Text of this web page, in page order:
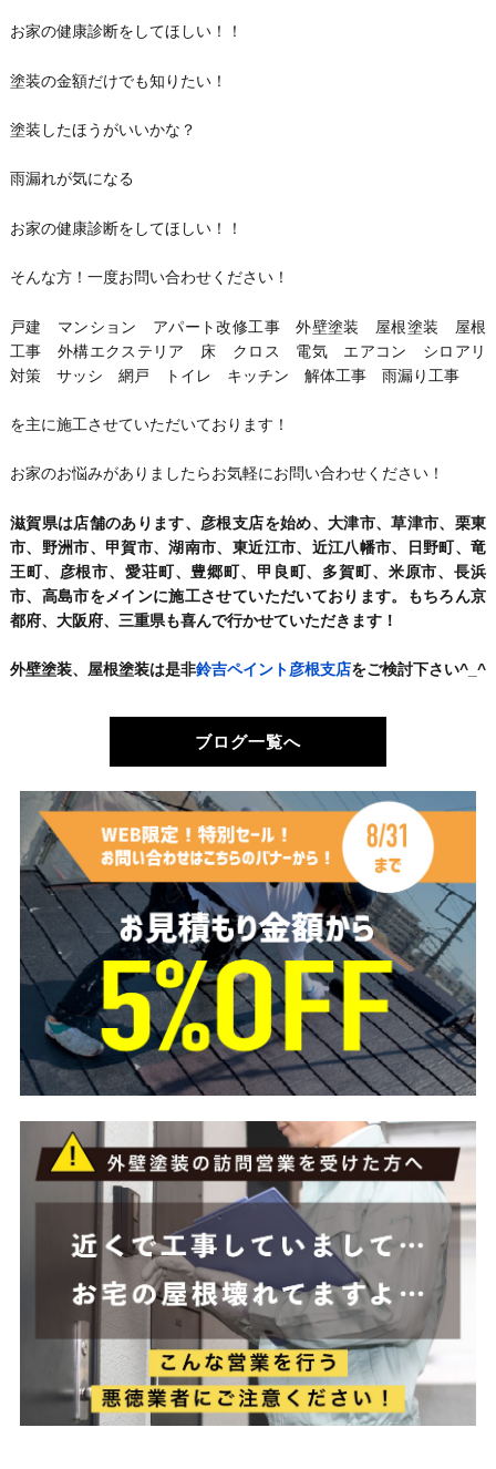
お家の健康診断をしてほしい！！
塗装の金額だけでも知りたい！
塗装したほうがいいかな？
雨漏れが気になる
お家の健康診断をしてほしい！！
そんな方！一度お問い合わせください！
戸建 マンション アパート改修工事 外壁塗装 屋根塗装 屋根
工事 外構エクステリア 床 クロス 電気 エアコン シロアリ
対策 サッシ 網戸 トイレ キッチン 解体工事 雨漏り工事
を主に施工させていただいております！
お家のお悩みがありましたらお気軽にお問い合わせください！
滋賀県は店舗のあります、彦根支店を始め、大津市、草津市、栗東
市、野洲市、甲賀市、湖南市、東近江市、近江八幡市、日野町、竜
王町、彦根市、愛荘町、豊郷町、甲良町、多賀町、米原市、長浜
市、高島市をメインに施工させていただいております。もちろん京
都府、大阪府、三重県も喜んで行かせていただきます！
外壁塗装、屋根塗装は是非鈴吉ペイント彦根支店をご検討下さい^_^
ブログ一覧へ